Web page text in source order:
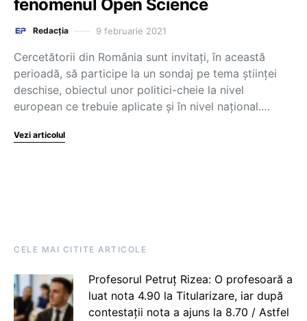
fenomenul Open Science
Redacția 9 februarie 2021
Cercetătorii din România sunt invitați, în această
perioadă, să participe la un sondaj pe tema științei
deschise, obiectul unor politici-cheie la nivel
european ce trebuie aplicate și în nivel național.…
Vezi articolul
CELE MAI CITITE ARTICOLE
Profesorul Petruț Rizea: O profesoară a
luat nota 4.90 la Titularizare, iar după
contestații nota a ajuns la 8.70 / Astfel